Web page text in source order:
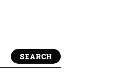
SEARCH